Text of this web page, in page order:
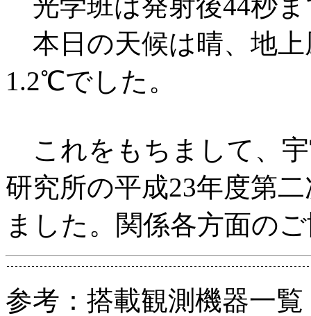
本日の天候は晴、地上
1.2℃でした。
これをもちまして、
研究所の平成23年度第
ました。関係各方面の
参考：搭載観測機器一覧